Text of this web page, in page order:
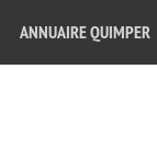
ANNUAIRE QUIMPER